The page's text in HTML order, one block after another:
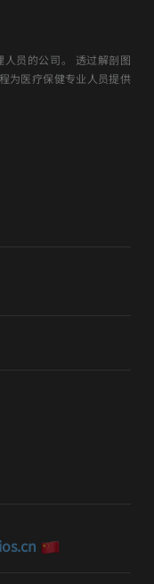
人员的公司。 透过解剖图
为医疗保健专业人员提供